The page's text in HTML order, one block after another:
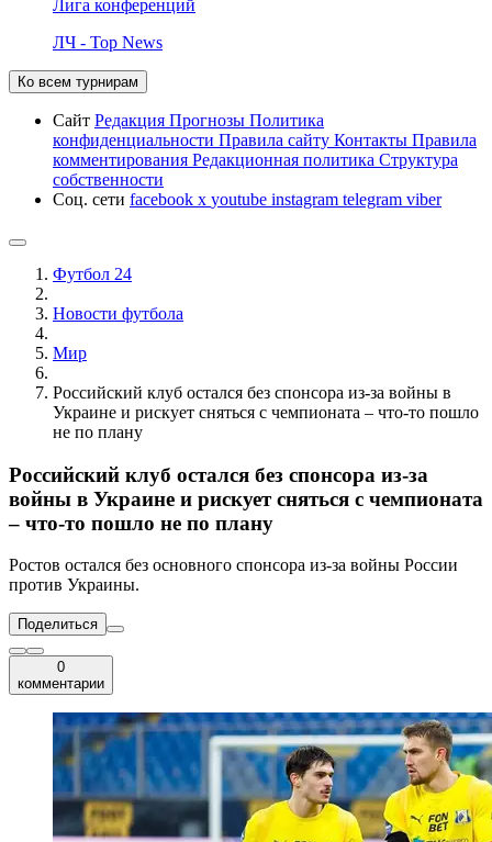
Лига конференций
ЛЧ - Top News
Ко всем турнирам
Сайт Редакция Прогнозы Политика
конфиденциальности Правила сайту Контакты Правила
комментирования Редакционная политика Структура
собственности
Соц. сети facebook x youtube instagram telegram viber
Футбол 24
Новости футбола
Мир
Российский клуб остался без спонсора из-за войны в
Украине и рискует сняться с чемпионата – что-то пошло
не по плану
Российский клуб остался без спонсора из-за
войны в Украине и рискует сняться с чемпионата
– что-то пошло не по плану
Ростов остался без основного спонсора из-за войны России
против Украины.
Поделиться
0
комментарии